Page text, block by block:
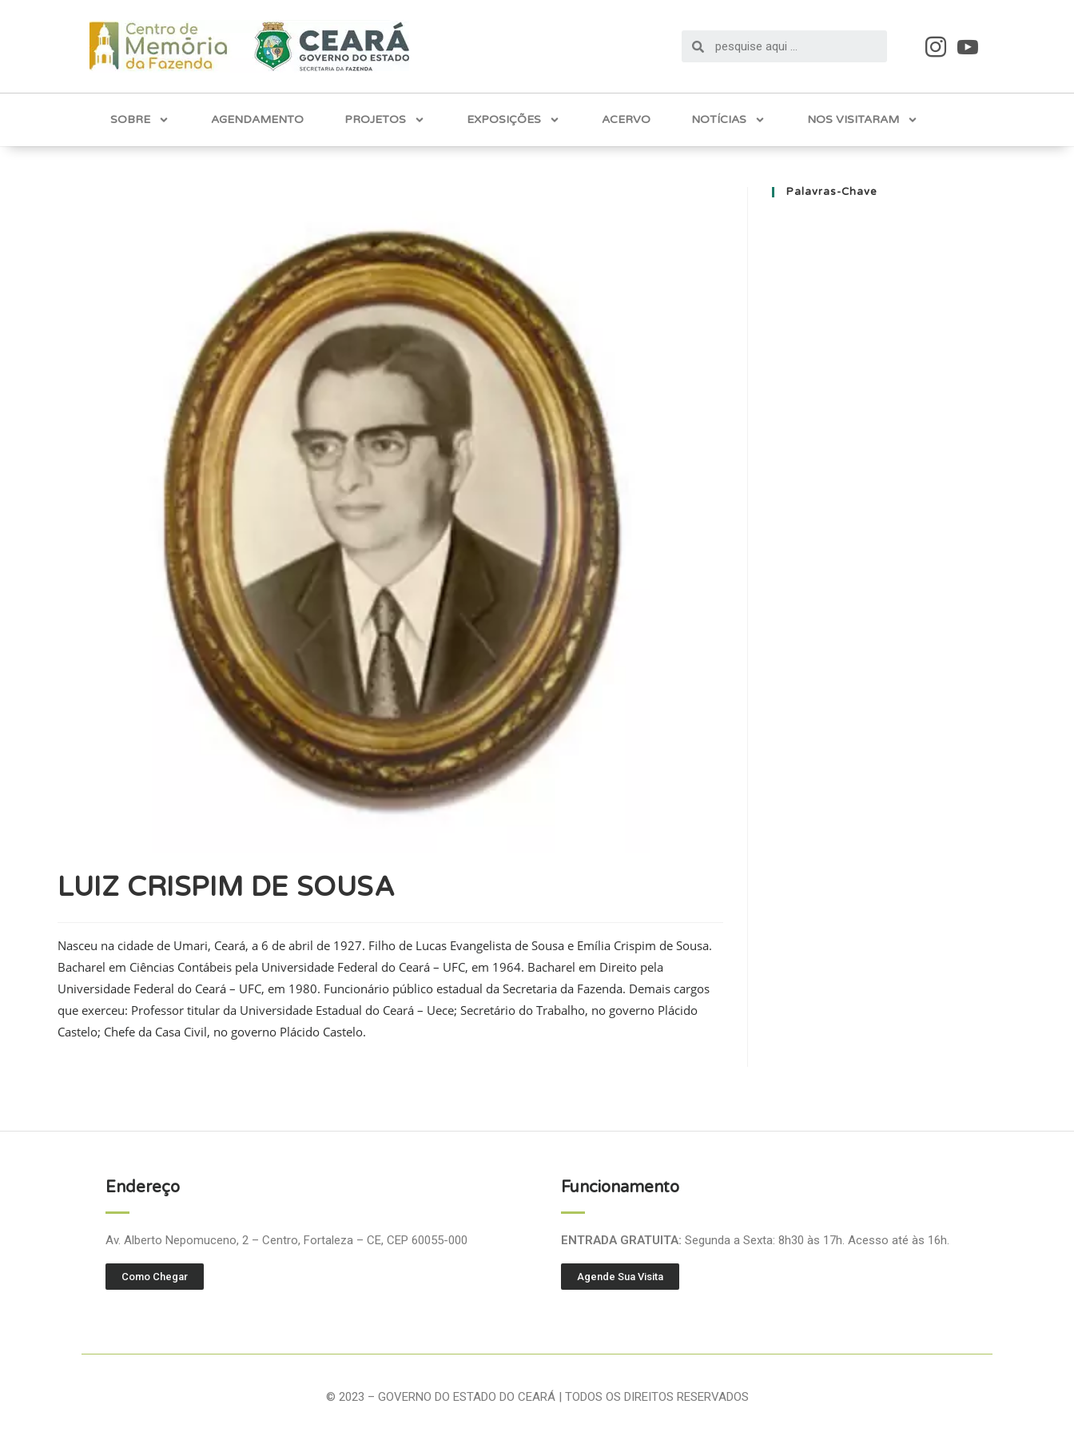
SOBRE AGENDAMENTO PROJETOS EXPOSIÇÕES ACERVO NOTÍCIAS NOS VISITARAM
LUIZ CRISPIM DE SOUSA
Nasceu na cidade de Umari, Ceará, a 6 de abril de 1927. Filho de Lucas Evangelista de Sousa e Emília Crispim de Sousa.
Bacharel em Ciências Contábeis pela Universidade Federal do Ceará – UFC, em 1964. Bacharel em Direito pela
Universidade Federal do Ceará – UFC, em 1980. Funcionário público estadual da Secretaria da Fazenda. Demais cargos
que exerceu: Professor titular da Universidade Estadual do Ceará – Uece; Secretário do Trabalho, no governo Plácido
Castelo; Chefe da Casa Civil, no governo Plácido Castelo.
Palavras-Chave
Endereço
Av. Alberto Nepomuceno, 2 – Centro, Fortaleza – CE, CEP 60055-000
Como Chegar
Funcionamento
ENTRADA GRATUITA: Segunda a Sexta: 8h30 às 17h. Acesso até às 16h.
Agende Sua Visita
© 2023 – GOVERNO DO ESTADO DO CEARÁ | TODOS OS DIREITOS RESERVADOS